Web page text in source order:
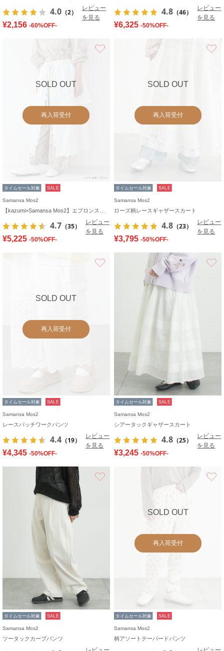
4.0 （2）
レビュー
を見る
¥2,156 -60%OFF-
4.8 （46）
レビュー
を見る
¥6,325 -50%OFF-
SOLD OUT
再入荷受付
タイムセール対象 SALE
Samansa Mos2
4.7 （35）
レビュー
を見る
¥5,225 -50%OFF-
SOLD OUT
再入荷受付
タイムセール対象 SALE
Samansa Mos2
ローズ柄レースギャザースカート
4.8 （23）
レビュー
を見る
¥3,795 -50%OFF-
SOLD OUT
再入荷受付
タイムセール対象 SALE
Samansa Mos2
レースパッチワークパンツ
4.4 （19）
レビュー
を見る
¥4,345 -50%OFF-
タイムセール対象 SALE
Samansa Mos2
シアータックギャザースカート
4.8 （25）
レビュー
を見る
¥3,245 -50%OFF-
タイムセール対象 SALE
Samansa Mos2
ツータックカーブパンツ
SOLD OUT
再入荷受付
タイムセール対象 SALE
Samansa Mos2
柄アソートテーパードパンツ